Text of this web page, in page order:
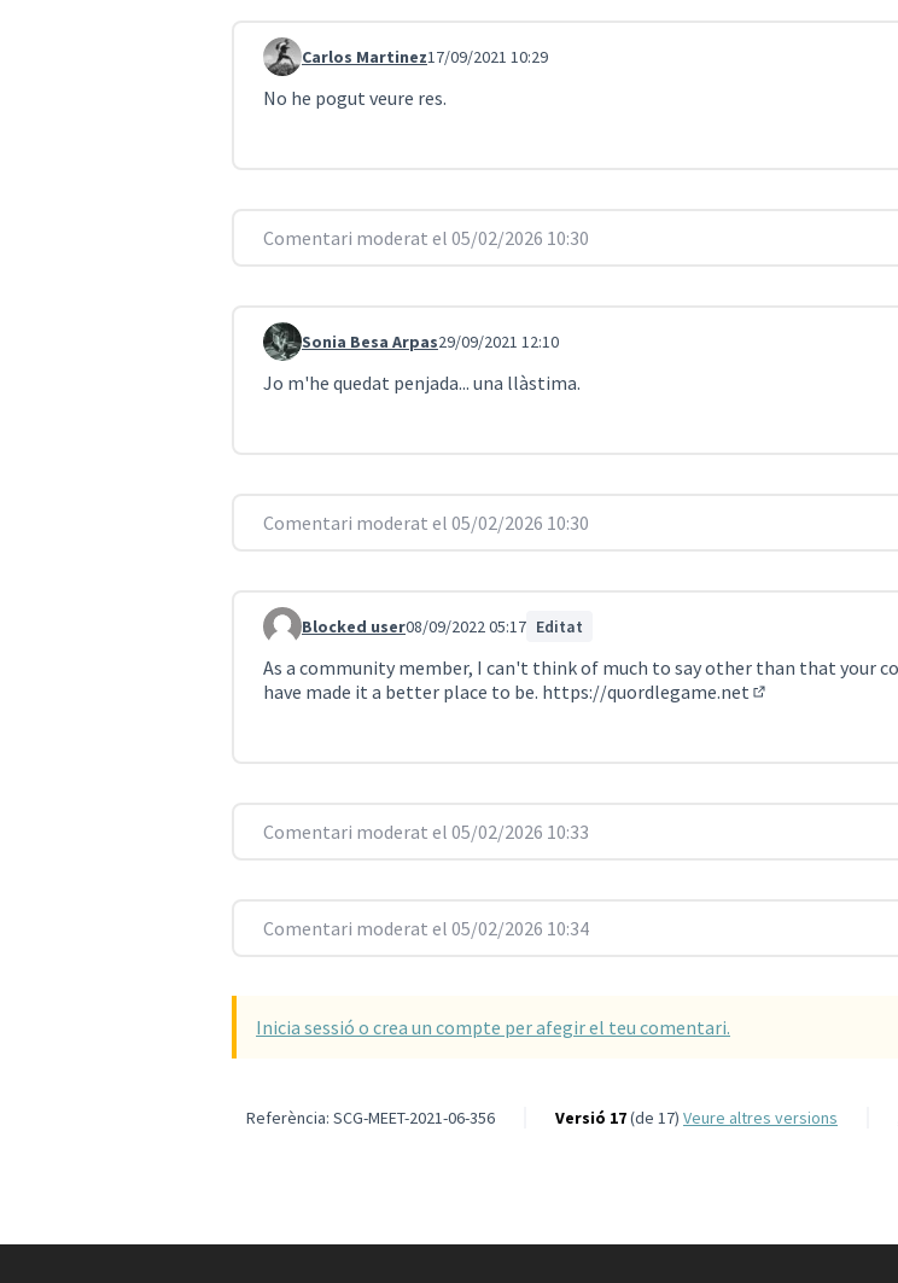
Comentari 1037
Carlos Martinez17/09/2021 10:29
No he pogut veure res.
Comentari moderat el 05/02/2026 10:30
Comentari 1040
Sonia Besa Arpas29/09/2021 12:10
Jo m'he quedat penjada... una llàstima.
Comentari moderat el 05/02/2026 10:30
Comentari 1602
Blocked user08/09/2022 05:17 Editat
As a community member, I can't think of much to say other than that your
have made it a better place to be. https://quordlegame.net
Comentari moderat el 05/02/2026 10:33
Comentari moderat el 05/02/2026 10:34
Inicia sessió o crea un compte per afegir el teu comentari.
Referència: SCG-MEET-2021-06-356 Versió 17(de 17) veure altres versions